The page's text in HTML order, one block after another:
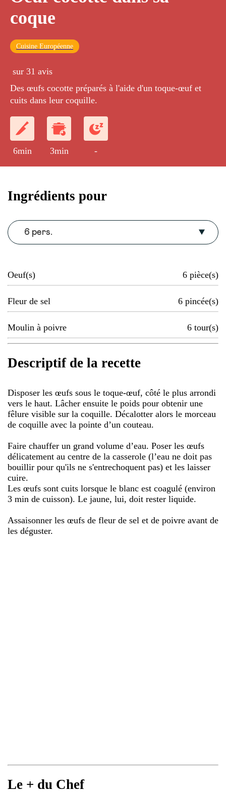
coque
Cuisine Européenne
sur 31 avis
Des œufs cocotte préparés à l'aide d'un toque-œuf et
cuits dans leur coquille.
6min 3min -
Ingrédients pour
6 pers.
Oeuf(s) 6 pièce(s)
Fleur de sel 6 pincée(s)
Moulin à poivre 6 tour(s)
Descriptif de la recette
Disposer les œufs sous le toque-œuf, côté le plus arrondi
vers le haut. Lâcher ensuite le poids pour obtenir une
fêlure visible sur la coquille. Décalotter alors le morceau
de coquille avec la pointe d’un couteau.
Faire chauffer un grand volume d’eau. Poser les œufs
délicatement au centre de la casserole (l’eau ne doit pas
bouillir pour qu'ils ne s'entrechoquent pas) et les laisser
cuire.
Les œufs sont cuits lorsque le blanc est coagulé (environ
3 min de cuisson). Le jaune, lui, doit rester liquide.
Assaisonner les œufs de fleur de sel et de poivre avant de
les déguster.
Le + du Chef